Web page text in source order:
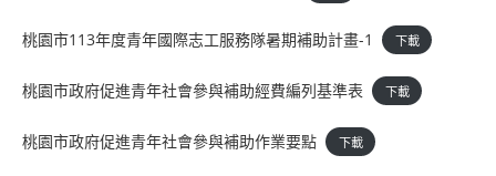
桃園市113年度青年國際志工服務隊暑期補助計畫-1 下載
桃園市政府促進青年社會參與補助經費編列基準表 下載
桃園市政府促進青年社會參與補助作業要點 下載